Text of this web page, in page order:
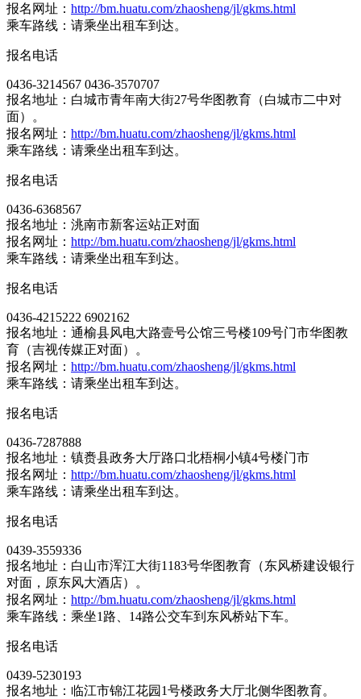
报名网址： http://bm.huatu.com/zhaosheng/jl/gkms.html
乘车路线：请乘坐出租车到达。
报名电话
0436-3214567 0436-3570707
报名地址：白城市青年南大街27号华图教育（白城市二中对
面）。
报名网址： http://bm.huatu.com/zhaosheng/jl/gkms.html
乘车路线：请乘坐出租车到达。
报名电话
0436-6368567
报名地址：洮南市新客运站正对面
报名网址： http://bm.huatu.com/zhaosheng/jl/gkms.html
乘车路线：请乘坐出租车到达。
报名电话
0436-4215222 6902162
报名地址：通榆县风电大路壹号公馆三号楼109号门市华图教
育（吉视传媒正对面）。
报名网址： http://bm.huatu.com/zhaosheng/jl/gkms.html
乘车路线：请乘坐出租车到达。
报名电话
0436-7287888
报名地址：镇赉县政务大厅路口北梧桐小镇4号楼门市
报名网址： http://bm.huatu.com/zhaosheng/jl/gkms.html
乘车路线：请乘坐出租车到达。
报名电话
0439-3559336
报名地址：白山市浑江大街1183号华图教育（东风桥建设银行
对面，原东风大酒店）。
报名网址： http://bm.huatu.com/zhaosheng/jl/gkms.html
乘车路线：乘坐1路、14路公交车到东风桥站下车。
报名电话
0439-5230193
报名地址：临江市锦江花园1号楼政务大厅北侧华图教育。